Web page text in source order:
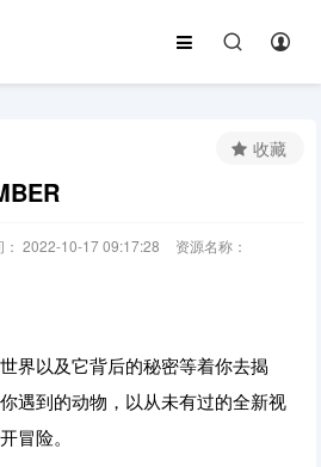
： 2022-10-17 09:17:28 资源名称：
收藏
界以及它背后的秘密等着你去揭
遇到的动物，以从未有过的全新视
冒险。